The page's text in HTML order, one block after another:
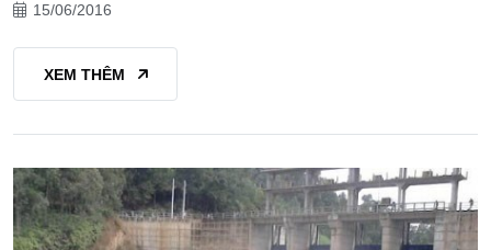
15/06/2016
XEM THÊM